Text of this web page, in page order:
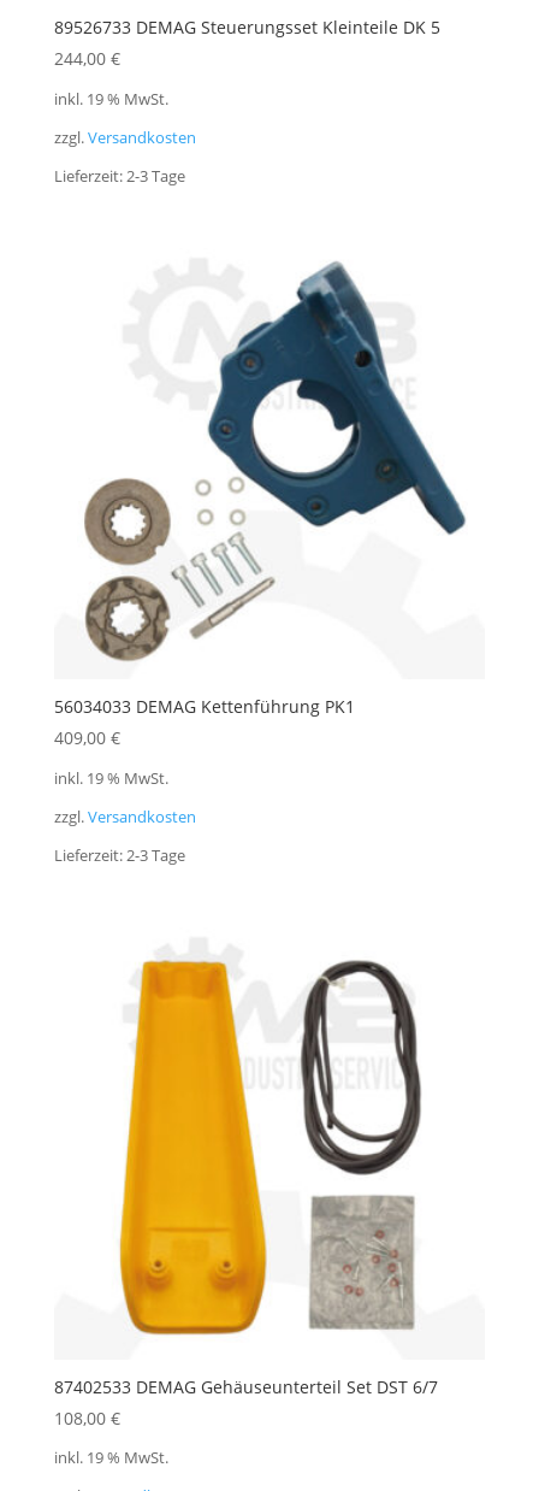
89526733 DEMAG Steuerungsset Kleinteile DK 5
244,00 €
inkl. 19 % MwSt.
zzgl.Versandkosten
Lieferzeit:2-3 Tage
56034033 DEMAG Kettenführung PK1
409,00 €
inkl. 19 % MwSt.
zzgl.Versandkosten
Lieferzeit:2-3 Tage
87402533 DEMAG Gehäuseunterteil Set DST 6/7
108,00 €
inkl. 19 % MwSt.